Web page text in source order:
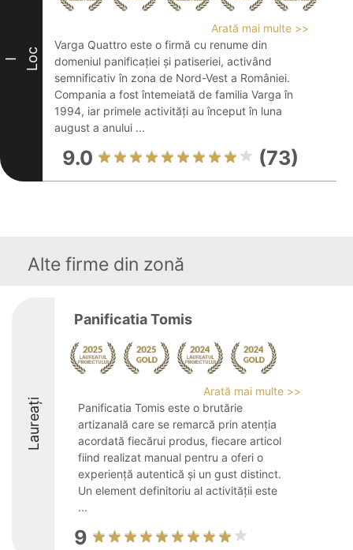
I Loc
Arată mai multe >>
Varga Quattro este o firmă cu renume din
domeniul panificației și patiseriei, activând
semnificativ în zona de Nord-Vest a României.
Compania a fost întemeiată de familia Varga în
1994, iar primele activități au început în luna
august a anului ...
9.0 (73)
Alte firme din zonă
Laureați
Panificatia Tomis
Arată mai multe >>
Panificatia Tomis este o brutărie
artizanală care se remarcă prin atenția
acordată fiecărui produs, fiecare articol
fiind realizat manual pentru a oferi o
experiență autentică și un gust distinct.
Un element definitoriu al activității este
...
9